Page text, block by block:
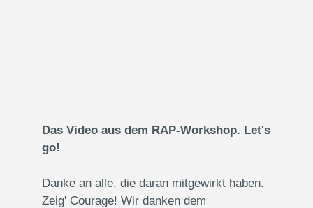
Das Video aus dem RAP-Workshop. Let's
go!
Danke an alle, die daran mitgewirkt haben.
Zeig' Courage! Wir danken dem